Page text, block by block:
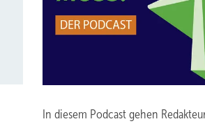
In diesem Podcast gehen